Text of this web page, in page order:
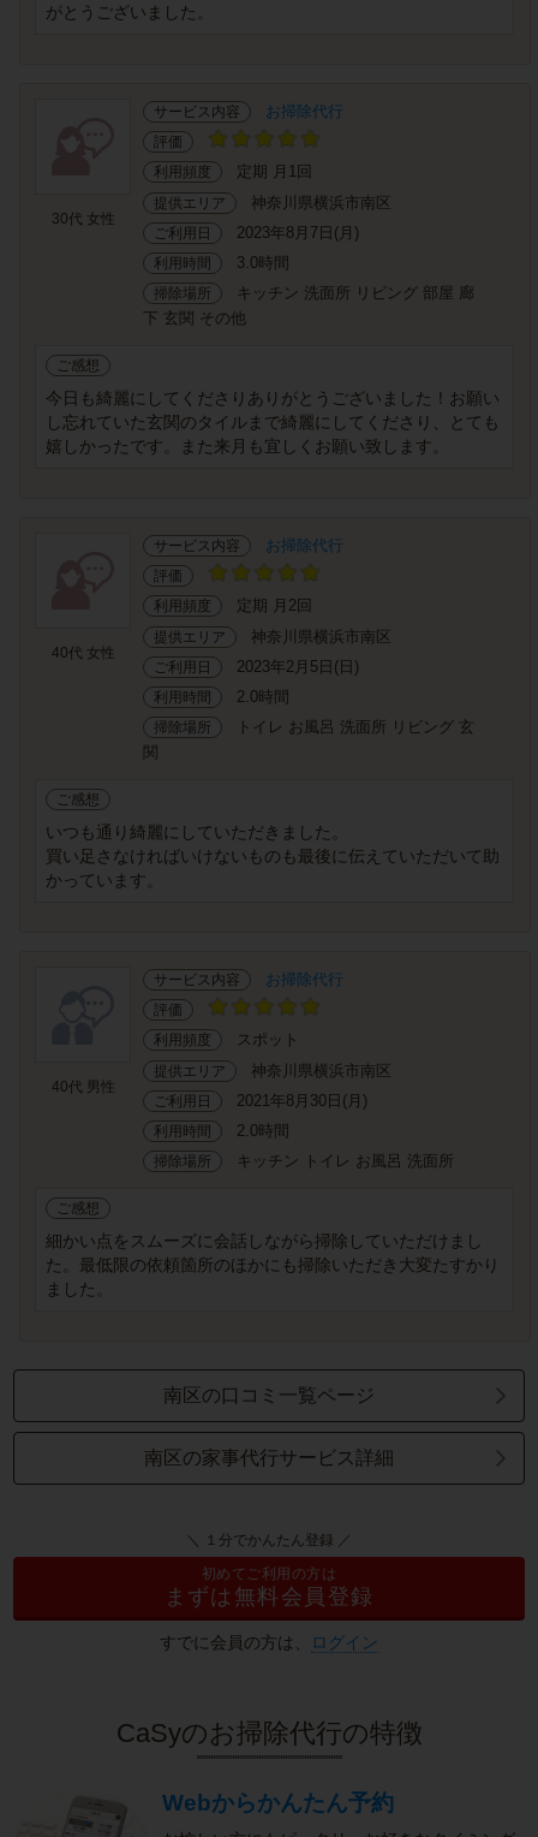
がとうございました。
30代 女性
サービス内容 お掃除代行
評価
利用頻度
定期 月1回
提供エリア 神奈川県横浜市南区
ご利用日 2023年8月7日(月)
利用時間 3.0時間
掃除場所
キッチン 洗面所 リビング 部屋 廊
下 玄関 その他
ご感想
今日も綺麗にしてくださりありがとうございました！お願い
し忘れていた玄関のタイルまで綺麗にしてくださり、とても
嬉しかったです。また来月も宜しくお願い致します。
40代 女性
サービス内容 お掃除代行
評価
利用頻度
定期 月2回
提供エリア 神奈川県横浜市南区
ご利用日 2023年2月5日(日)
利用時間 2.0時間
掃除場所
トイレ お風呂 洗面所 リビング 玄
関
ご感想
いつも通り綺麗にしていただきました。
買い足さなければいけないものも最後に伝えていただいて助
かっています。
40代 男性
サービス内容 お掃除代行
評価
利用頻度
スポット
提供エリア 神奈川県横浜市南区
ご利用日 2021年8月30日(月)
利用時間 2.0時間
掃除場所 キッチン トイレ お風呂 洗面所
ご感想
細かい点をスムーズに会話しながら掃除していただけまし
た。最低限の依頼箇所のほかにも掃除いただき大変たすかり
ました。
南区の口コミ一覧ページ
南区の家事代行サービス詳細
＼ １分でかんたん登録 ／
初めてご利用の方は
まずは無料会員登録
すでに会員の方は、 ログイン
CaSyのお掃除代行の特徴
Webからかんたん予約